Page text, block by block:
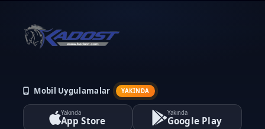
Mobil Uygulamalar YAKINDA
Yakında
App Store
Yakında
Google Play